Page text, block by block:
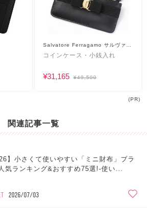
Salvatore Ferragamo サルヴァト
ーレフェラガモ
コインケース・小銭入れ
¥31,165 ¥49,500
(PR)
関連記事一覧
】小さくて使いやすい「ミニ財布」ブラ
気ランキング&おすすめ75選!-使い...
2026/07/03